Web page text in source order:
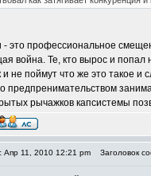
- это профессиональное
война. Те, кто вырос и попал
не поймут что же это такое и
предпренимательством
рычажков капсистемы
Апр 11, 2010 12:21 pm Заголовок